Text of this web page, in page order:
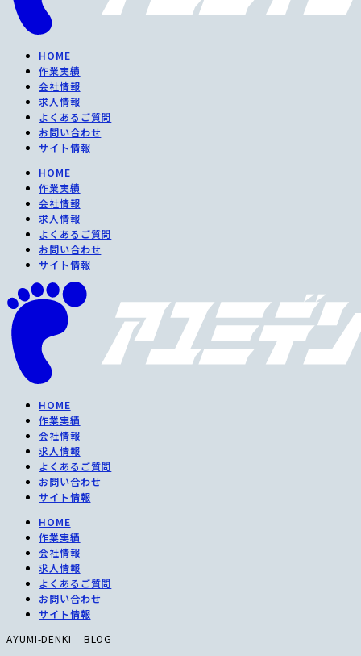
HOME
作業実績
会社情報
求人情報
よくあるご質問
お問い合わせ
サイト情報
HOME
作業実績
会社情報
求人情報
よくあるご質問
お問い合わせ
サイト情報
HOME
作業実績
会社情報
求人情報
よくあるご質問
お問い合わせ
サイト情報
HOME
作業実績
会社情報
求人情報
よくあるご質問
お問い合わせ
サイト情報
AYUMI-DENKI BLOG